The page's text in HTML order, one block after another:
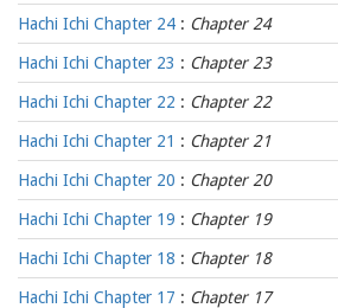
Hachi Ichi Chapter 24 : Chapter 24
Hachi Ichi Chapter 23 : Chapter 23
Hachi Ichi Chapter 22 : Chapter 22
Hachi Ichi Chapter 21 : Chapter 21
Hachi Ichi Chapter 20 : Chapter 20
Hachi Ichi Chapter 19 : Chapter 19
Hachi Ichi Chapter 18 : Chapter 18
Hachi Ichi Chapter 17 : Chapter 17